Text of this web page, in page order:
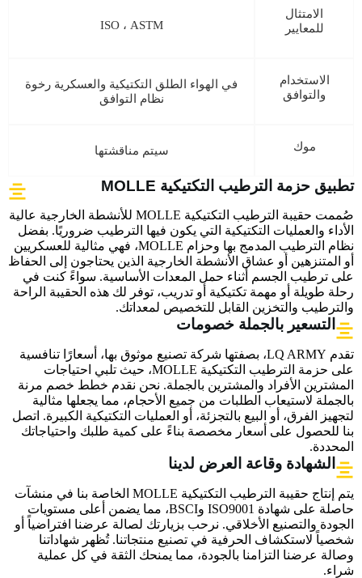
الامتثال
للمعايير
ISO ، ASTM
الاستخدام
والتوافق
في الهواء الطلق التكتيكية والعسكرية رخوة
نظام التوافق
موك سيتم مناقشتها
تطبيق حزمة الترطيب التكتيكية MOLLE
صُممت حقيبة الترطيب التكتيكية MOLLE للأنشطة الخارجية عالية
الأداء والعمليات التكتيكية التي يكون فيها الترطيب ضروريًا. بفضل
نظام الترطيب المدمج بها وحزام MOLLE، فهي مثالية للعسكريين
أو المتنزهين أو عشاق الأنشطة الخارجية الذين يحتاجون إلى الحفاظ
على ترطيب الجسم أثناء حمل المعدات الأساسية. سواءً كنت في
رحلة طويلة أو مهمة تكتيكية أو تدريب، توفر لك هذه الحقيبة الراحة
والترطيب والتخزين القابل للتخصيص لمعداتك.
التسعير بالجملة خصومات
تقدم LQ ARMY، بصفتها شركة تصنيع موثوق بها، أسعارًا تنافسية
على حزمة الترطيب التكتيكية MOLLE، حيث تلبي احتياجات
المشترين الأفراد والمشترين بالجملة. نحن نقدم خطط خصم مرنة
بالجملة لاستيعاب الطلبات من جميع الأحجام، مما يجعلها مثالية
لتجهيز الفرق، أو البيع بالتجزئة، أو العمليات التكتيكية الكبيرة. اتصل
بنا للحصول على أسعار مخصصة بناءً على كمية طلبك واحتياجاتك
المحددة.
الشهادة وقاعة العرض لدينا
يتم إنتاج حقيبة الترطيب التكتيكية MOLLE الخاصة بنا في منشآت
حاصلة على شهادة ISO9001 وBSCI، مما يضمن أعلى مستويات
الجودة والتصنيع الأخلاقي. نرحب بزيارتك لصالة عرضنا افتراضياً أو
شخصياً لاستكشاف الحرفية في تصنيع منتجاتنا. تُظهر شهاداتنا
وصالة عرضنا التزامنا بالجودة، مما يمنحك الثقة في كل عملية
شراء.